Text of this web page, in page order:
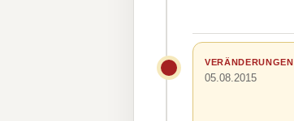
VERÄNDERUNGEN
05.08.2015